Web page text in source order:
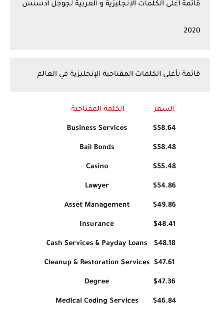
قائمة أغلى الكلمات الإنجليزية و العربية لجوجل أدسنس
2020
قائمة بأغلى الكلمات المفتاحية الإنجليزية في العالم
السعر الكلمة المفتاحية
$58.64
Business Services
$58.48
Bail Bonds
$55.48
Casino
$54.86
Lawyer
$49.86
Asset Management
$48.41
$48.18
$47.61
Cleanup & Restoration Services
$47.36
$46.84
Medical Coding Services